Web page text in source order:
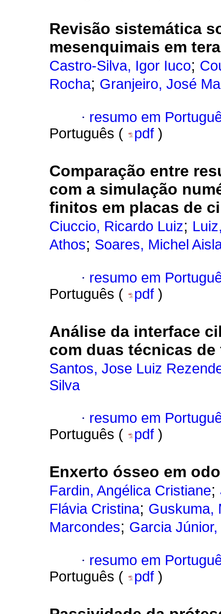
Revisão sistemática
mesenquimais em
Castro-Silva, Igor Iuco;
Rocha; Granjeiro, José
· resumo em
Português (
pdf )
Comparação entre
com a simulação
finitos em placas de
Ciuccio, Ricardo Luiz;
Athos; Soares, Michel
· resumo em
Português (
pdf )
Análise da interface
com duas técnicas
Santos, Jose Luiz
Silva
· resumo em
Português (
pdf )
Enxerto ósseo em
Fardin, Angélica Cristiane;
Flávia Cristina; Guskuma,
Marcondes; Garcia
· resumo em
Português (
pdf )